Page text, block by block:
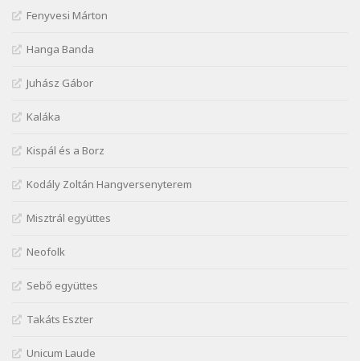
Szélkiáltó
Márai Sándor: A fehér erdő
Szélkiáltó
Márai Sándor: A világ füst
Márai Sándor: Ámen
Szélkiáltó
Márai Sándor: Dalocska
Márai Sándor: Együgyű vers gyorsvonatban
Márai Sándor: Ez a kávéház
Szélkiáltó
Fenyvesi Márton
Hanga Banda
Juhász Gábor
Kaláka
Kispál és a Borz
Kodály Zoltán Hangversenyterem
Misztrál együttes
Neofolk
Sebő együttes
Takáts Eszter
Unicum Laude